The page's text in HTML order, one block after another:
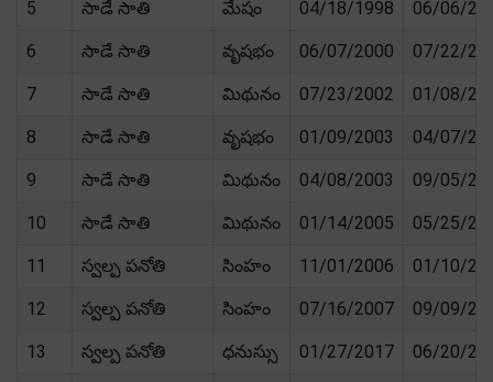
5 సాడే సాతి మేషం 04/18/1998 06/06/
6 సాడే సాతి వృషభం 06/07/2000 07/22/
7 సాడే సాతి మిథునం 07/23/2002 01/08/
8 సాడే సాతి వృషభం 01/09/2003 04/07/
9 సాడే సాతి మిథునం 04/08/2003 09/05/
10 సాడే సాతి మిథునం 01/14/2005 05/25/
11 స్వల్ప పనోతి సింహం 11/01/2006 01/10/
12 స్వల్ప పనోతి సింహం 07/16/2007 09/09/
13 స్వల్ప పనోతి ధనుస్సు 01/27/2017 06/20/